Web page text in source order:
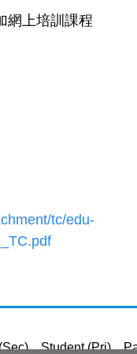
網上培訓課程
tc/edu-
Student (Pri)